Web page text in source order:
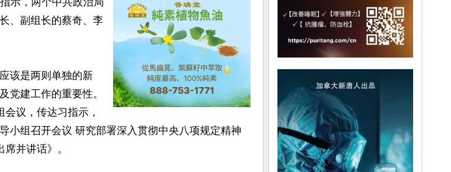
、副组长的蔡奇、李
该是两则单独的新
党建工作的重要性。
议，传达习指示，
小组召开会议 研究部署深入贯彻中央八项规定精神
并讲话》。